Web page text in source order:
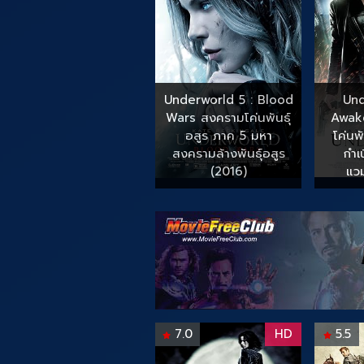
Underworld 5 : Blood
Wars สงครามโค่นพันธุ์
อสูร ภาค 5 มหา
สงครามล้างพันธุ์อสูร
(2016)
โค่น
กำ
แ
7.0 HD 5.5